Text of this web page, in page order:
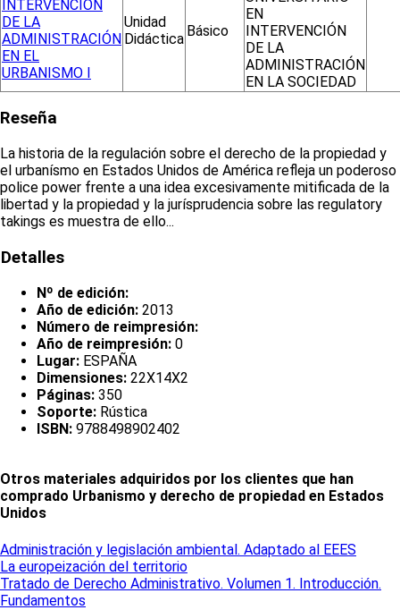
INTERVENCIÓN
DE LA
ADMINISTRACIÓN
EN EL
URBANISMO I
Unidad
Didáctica Básico
EN
INTERVENCIÓN
DE LA
ADMINISTRACIÓN
EN LA SOCIEDAD
Reseña
La historia de la regulación sobre el derecho de la propiedad y
el urbanísmo en Estados Unidos de América refleja un poderoso
police power frente a una idea excesivamente mitificada de la
libertad y la propiedad y la jurísprudencia sobre las regulatory
takings es muestra de ello...
Detalles
Nº de edición:
Año de edición: 2013
Número de reimpresión:
Año de reimpresión: 0
Lugar: ESPAÑA
Dimensiones: 22X14X2
Páginas: 350
Soporte: Rústica
ISBN: 9788498902402
Otros materiales adquiridos por los clientes que han
comprado Urbanismo y derecho de propiedad en Estados
Unidos
Administración y legislación ambiental. Adaptado al EEES
La europeización del territorio
Tratado de Derecho Administrativo. Volumen 1. Introducción.
Fundamentos